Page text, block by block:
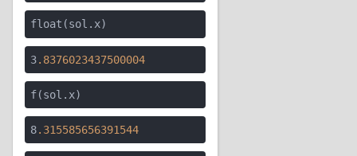
3.8376023437500004
8.315585656391544